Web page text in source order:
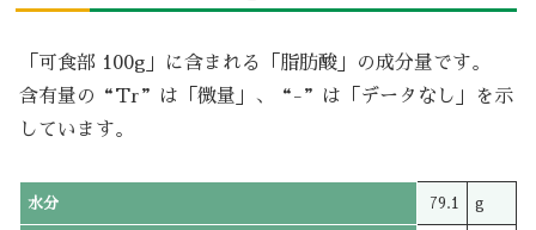
「可食部 100g」に含まれる「脂肪酸」の成分量です。
含有量の“Tr”は「微量」、“-”は「データなし」を示
しています。
水分 79.1 g